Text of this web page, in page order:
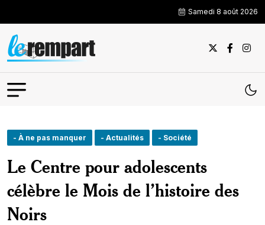
Samedi 8 août 2026
- À ne pas manquer - Actualités - Société
Le Centre pour adolescents
célèbre le Mois de l’histoire des
Noirs